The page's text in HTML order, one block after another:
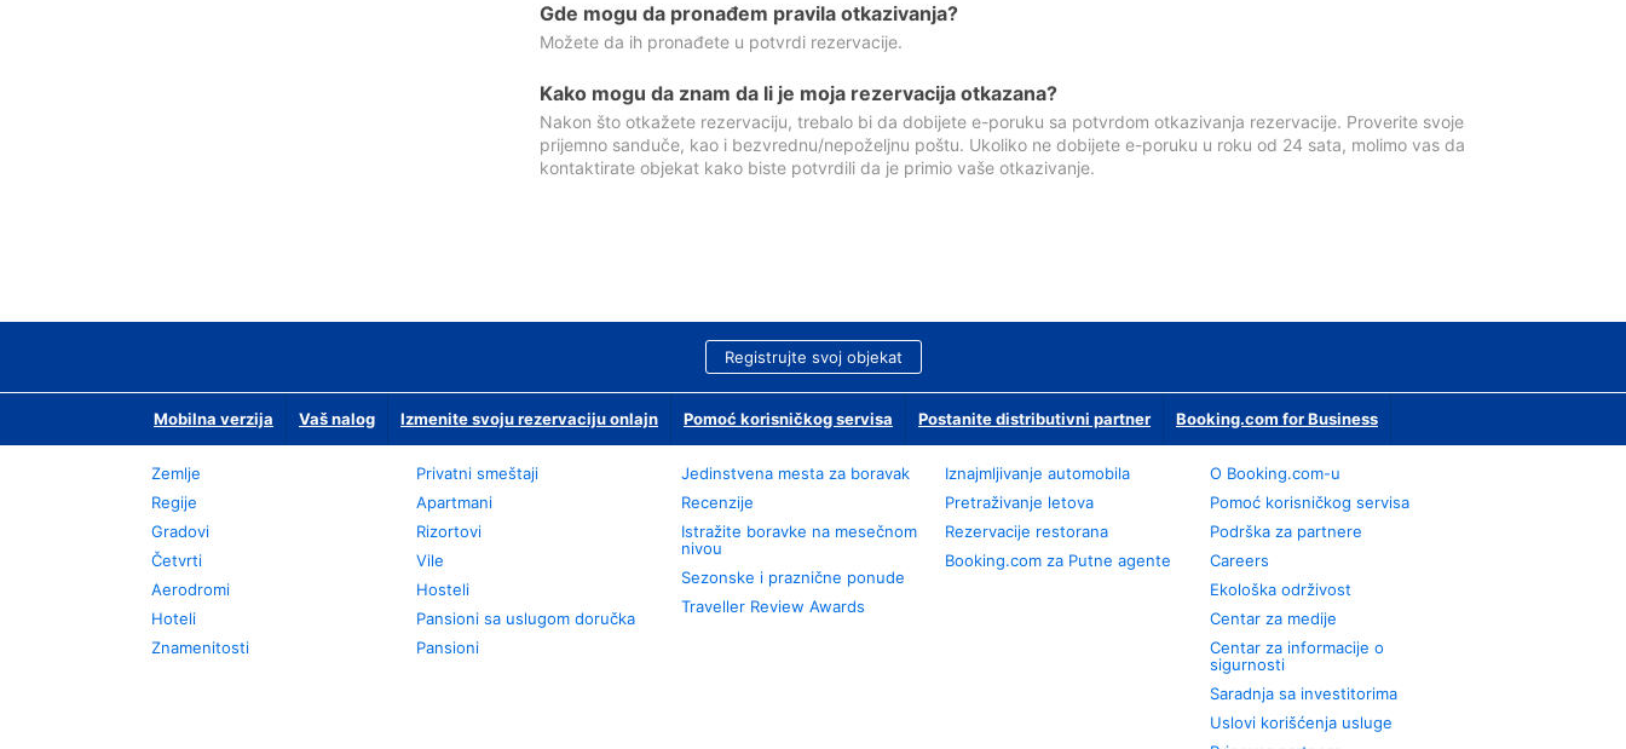
Gde mogu da pronađem pravila otkazivanja?
Možete da ih pronađete u potvrdi rezervacije.
Kako mogu da znam da li je moja rezervacija otkazana?
Nakon što otkažete rezervaciju, trebalo bi da dobijete e-poruku sa potvrdom otkazivanja rezervacije. Proverite svoje
prijemno sanduče, kao i bezvrednu/nepoželjnu poštu. Ukoliko ne dobijete e-poruku u roku od 24 sata, molimo vas da
kontaktirate objekat kako biste potvrdili da je primio vaše otkazivanje.
Registrujte svoj objekat
Mobilna verzija Vaš nalog Izmenite svoju rezervaciju onlajn Pomoć korisničkog servisa Postanite distributivni partner Booking.com for Business
Zemlje
Regije
Gradovi
Četvrti
Aerodromi
Hoteli
Znamenitosti
Privatni smeštaji
Apartmani
Rizortovi
Vile
Hosteli
Pansioni sa uslugom doručka
Pansioni
Jedinstvena mesta za boravak
Recenzije
Istražite boravke na mesečnom
nivou
Sezonske i praznične ponude
Traveller Review Awards
Iznajmljivanje automobila
Pretraživanje letova
Rezervacije restorana
Booking.com za Putne agente
О Booking.com-u
Pomoć korisničkog servisa
Podrška za partnere
Careers
Ekološka održivost
Centar za medije
Centar za informacije o
sigurnosti
Saradnja sa investitorima
Uslovi korišćenja usluge